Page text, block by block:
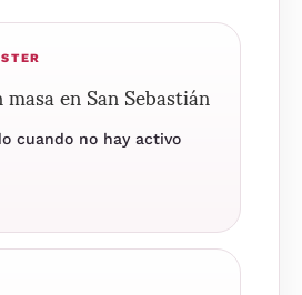
en San Sebastián
cuando no hay activo